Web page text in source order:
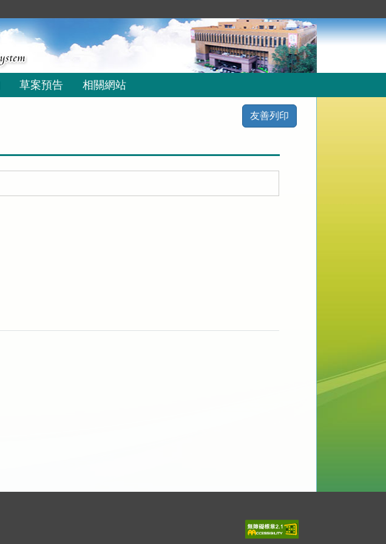
草案預告 相關網站
友善列印